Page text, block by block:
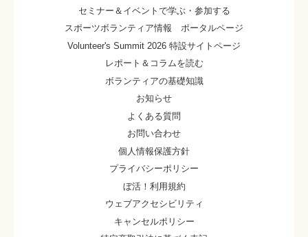
セミナー＆イベントで学ぶ・参加する
スポーツボランティア情報 ポータルページ
Volunteer's Summit 2026 特設サイトページ
レポート＆コラムを読む
ボランティアの基礎知識
お知らせ
よくある質問
お問い合わせ
個人情報保護方針
プライバシーポリシー
ぼ活！利用規約
ウェブアクセシビリティ
キャンセルポリシー